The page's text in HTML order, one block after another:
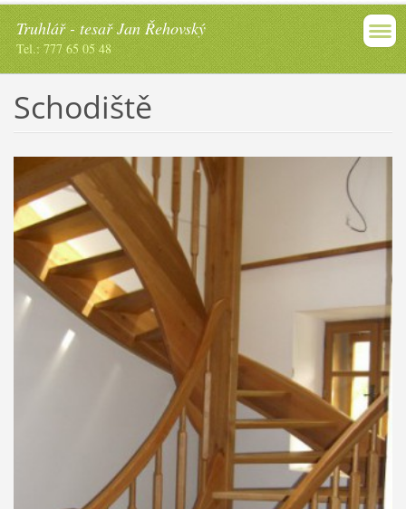
Truhlář - tesař Jan Řehovský
Tel.: 777 65 05 48
Schodiště